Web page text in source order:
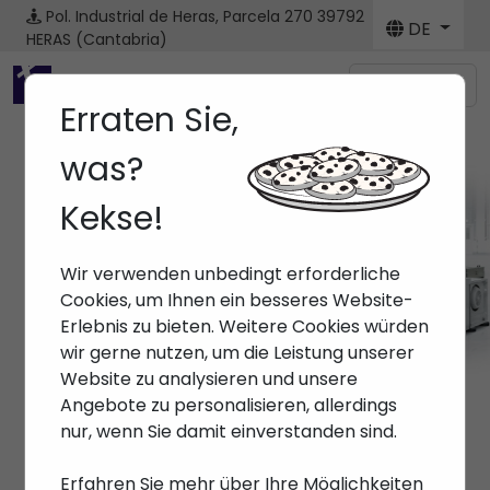
Pol. Industrial de Heras, Parcela 270 39792
HERAS (Cantabria)
DE
Menú
Anfang> Maschinen
Erraten Sie,
was?
Kekse!
Wir verwenden unbedingt erforderliche
Cookies, um Ihnen ein besseres Website-
Erlebnis zu bieten. Weitere Cookies würden
wir gerne nutzen, um die Leistung unserer
Website zu analysieren und unsere
Angebote zu personalisieren, allerdings
nur, wenn Sie damit einverstanden sind.
Erfahren Sie mehr über Ihre Möglichkeiten